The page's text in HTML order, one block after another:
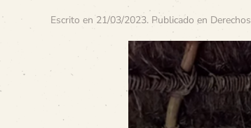
Escrito en 21/03/2023. Publicado en Derechos